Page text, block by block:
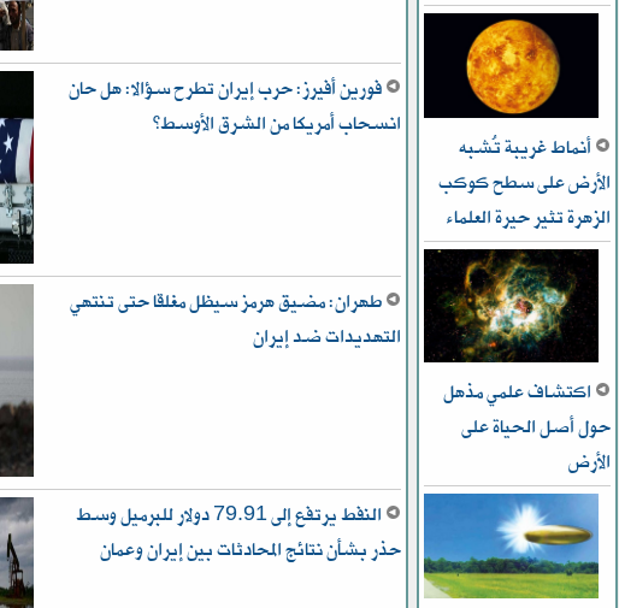
أنماط غريبة تُشبه
الأرض على سطح كوكب
الزهرة تثير حيرة العلماء
اكتشاف علمي مذهل
حول أصل الحياة على
الأرض
فورين أفيرز: حرب إيران تطرح سؤالا: هل حان
انسحاب أمريكا من الشرق الأوسط؟
طهران: مضيق هرمز سيظل مغلقا حتى تنتهي
التهديدات ضد إيران
النفط يرتفع إلى 79.91 دولار للبرميل وسط
حذر بشأن نتائج المحادثات بين إيران وعمان